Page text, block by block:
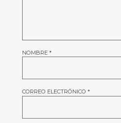
NOMBRE *
CORREO ELECTRÓNICO *